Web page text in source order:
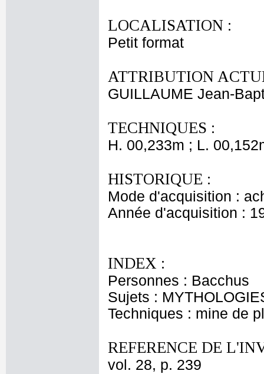
LOCALISATION :
Petit format
ATTRIBUTION
GUILLAUME Jean-
TECHNIQUES :
H. 00,233m ; L.
HISTORIQUE :
Mode d'acquisition :
Année d'acquisition :
INDEX :
Personnes : Bacchus
Sujets :
Techniques : mine de
REFERENCE DE
vol. 28, p. 239